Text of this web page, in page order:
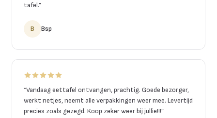
tafel.”
B Bsp
“Vandaag eettafel ontvangen, prachtig. Goede bezorger,
werkt netjes, neemt alle verpakkingen weer mee. Levertijd
precies zoals gezegd. Koop zeker weer bij jullie!!!”